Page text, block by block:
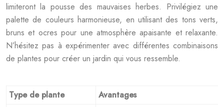
limiteront la pousse des mauvaises herbes. Privilégiez une
palette de couleurs harmonieuse, en utilisant des tons verts,
bruns et ocres pour une atmosphère apaisante et relaxante.
N’hésitez pas à expérimenter avec différentes combinaisons
de plantes pour créer un jardin qui vous ressemble.
Type de plante
Avantages